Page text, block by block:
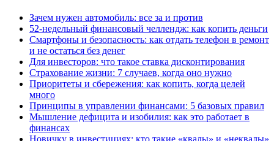
Зачем нужен автомобиль: все за и против
52-недельный финансовый челлендж: как копить деньги
Смартфоны и безопасность: как отдать телефон в ремонт
и не остаться без денег
Для инвесторов: что такое ставка дисконтирования
Страхование жизни: 7 случаев, когда оно нужно
Приоритеты и сбережения: как копить, когда целей
много
Принципы в управлении финансами: 5 базовых правил
Мышление дефицита и изобилия: как это работает в
финансах
Новичку в инвестициях: кто такие «квалы» и «неквалы»